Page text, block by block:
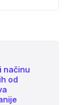
načinu
od